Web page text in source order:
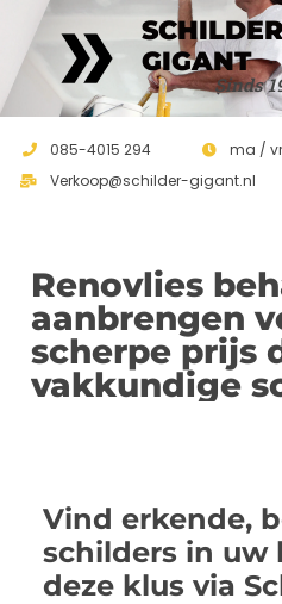
GIGANT
Sinds
085-4015 294
ma /
Verkoop@schilder-gigant.nl
Renovlies
aanbrengen
scherpe prijs
vakkundige
Vind erkende,
schilders in uw
deze klus via